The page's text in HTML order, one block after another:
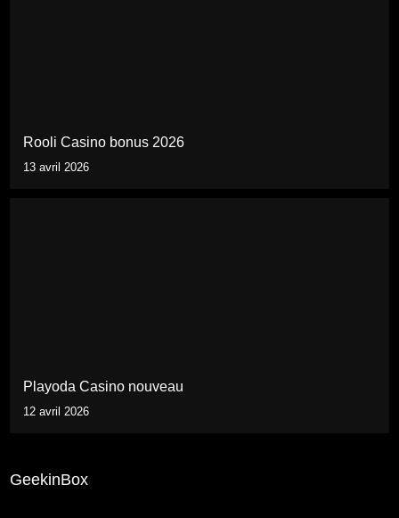
Rooli Casino bonus 2026
13 avril 2026
Playoda Casino nouveau
12 avril 2026
GeekinBox